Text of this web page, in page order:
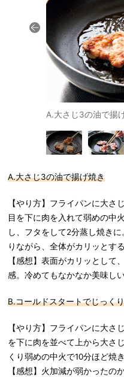
A.大さじ3の油で揚
A.大さじ3の油で揚げ焼き
【やり方】フライパンに大さ
目を下に肉を入れて弱めの中
し、フタをして2分蒸し焼き
りながら、全体がカリッとす
【感想】表面がカリッとして
感。冷めてもなかなか美味しい
B.コールドスタートでじっく
【やり方】フライパンに大さ
を下に肉を並べて上から大さ
くり弱めの中火で10分ほど焼
【感想】火加減が弱かったの